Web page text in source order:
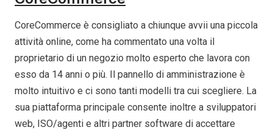
CoreCommerce è consigliato a chiunque avvii una piccola
attività online, come ha commentato una volta il
proprietario di un negozio molto esperto che lavora con
esso da 14 anni o più. Il pannello di amministrazione è
molto intuitivo e ci sono tanti modelli tra cui scegliere. La
sua piattaforma principale consente inoltre a sviluppatori
web, ISO/agenti e altri partner software di accettare